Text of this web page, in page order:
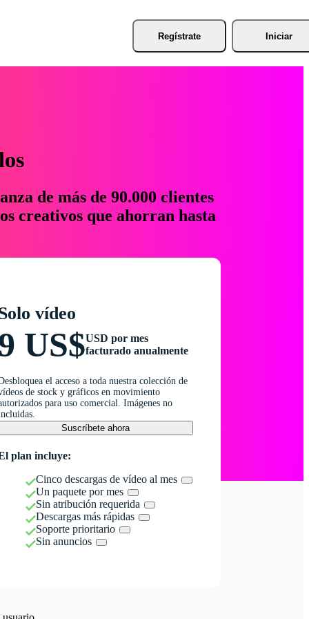
Regístrate Iniciar
de más de 90.000 clientes
creativos que ahorran hasta
vídeo
US$USD por mes
facturado anualmente
el acceso a toda nuestra colección de
de stock y gráficos en movimiento
para uso comercial. Imágenes no
Suscríbete ahora
plan incluye:
Cinco descargas de vídeo al mes
Un paquete por mes
Sin atribución requerida
Descargas más rápidas
Soporte prioritario
Sin anuncios